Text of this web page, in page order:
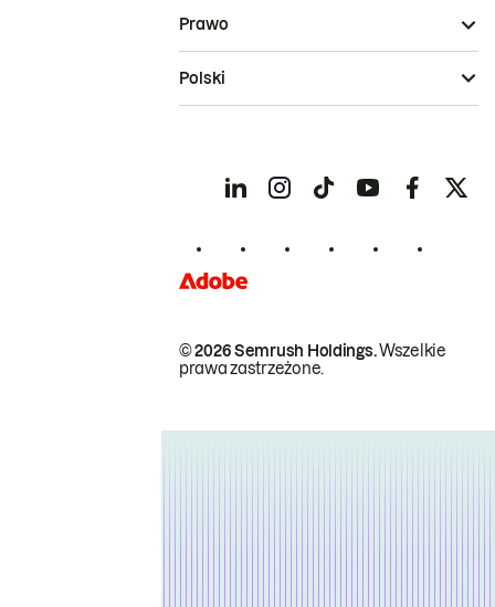
© 2026 Semrush Holdings.Wszelkie
prawa zastrzeżone.
Prawo
Polski